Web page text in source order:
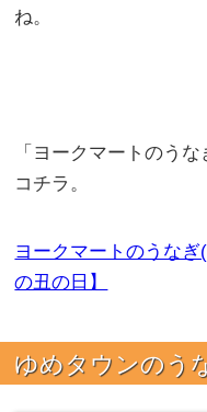
ね。
「ヨークマートのう
コチラ。
ヨークマートのうな
の丑の日】
ゆめタウンのう